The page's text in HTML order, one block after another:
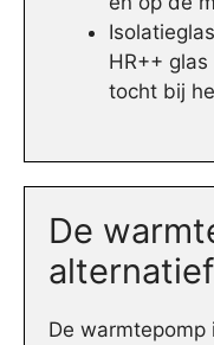
HR++
tocht bij
De
De warmtepomp